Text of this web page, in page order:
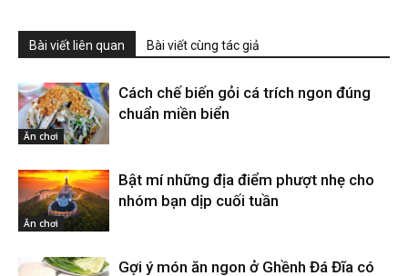
Bài viết liên quan Bài viết cùng tác giả
Ăn chơi
Cách chế biến gỏi cá trích ngon đúng
chuẩn miền biển
Ăn chơi
Bật mí những địa điểm phượt nhẹ cho
nhóm bạn dịp cuối tuần
Gợi ý món ăn ngon ở Ghềnh Đá Đĩa có